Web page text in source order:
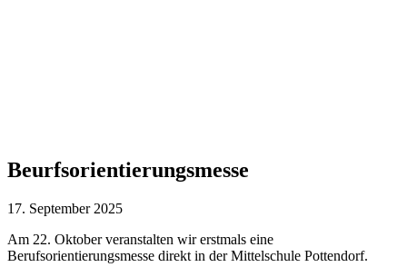
Beurfsorientierungsmesse
17. September 2025
Am 22. Oktober veranstalten wir erstmals eine
Berufsorientierungsmesse direkt in der Mittelschule Pottendorf.